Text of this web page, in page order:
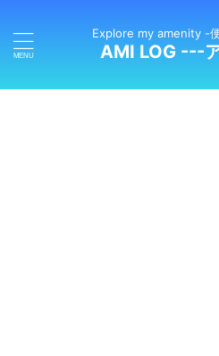
Explore my amenity -
AMI LOG ---